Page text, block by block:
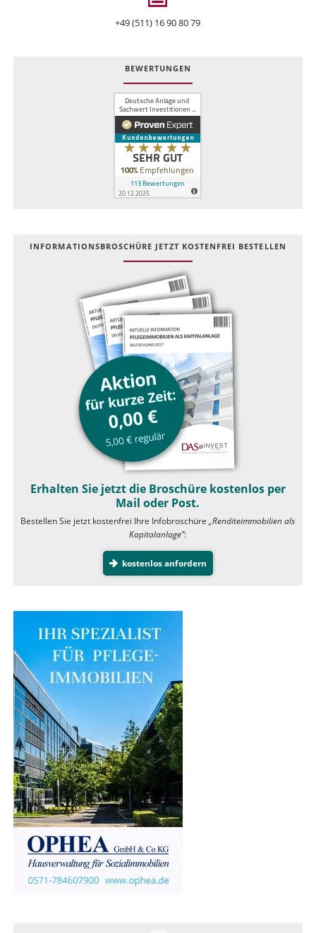
+49 (511) 16 90 80 79
BEWERTUNGEN
INFOR­MATIONS­BROSCHÜRE JETZT KOSTEN­FREI BESTELLEN
Erhalten Sie jetzt die Broschüre kostenlos per
Mail oder Post.
Bestellen Sie jetzt kostenfrei Ihre Infobroschüre„Renditeimmobilien als
Kapitalanlage”:
kostenlos anfordern